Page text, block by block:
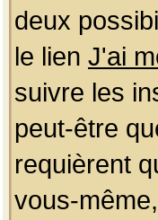
deux
le lien J'ai
suivre les
peut-être
requièrent
vous-